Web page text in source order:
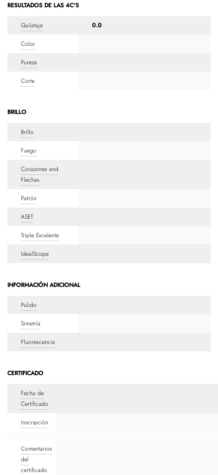
RESULTADOS DE LAS 4C'S
Quilataje 0.0
Color
Pureza
Corte
BRILLO
Brillo
Fuego
Corazones and
Flechas
Patrón
ASET
Triple Excelente
IdealScope
INFORMACIÓN ADICIONAL
Pulido
Simetría
Fluorescencia
CERTIFICADO
Fecha de
Certificado
Inscripción
Comentarios
del
certificado